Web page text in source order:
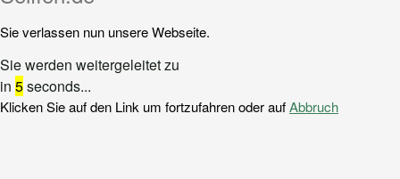
Sie verlassen nun unsere Webseite.
Sie werden weitergeleitet zu
in 5seconds...
Klicken Sie auf den Link um fortzufahren oder aufAbbruch